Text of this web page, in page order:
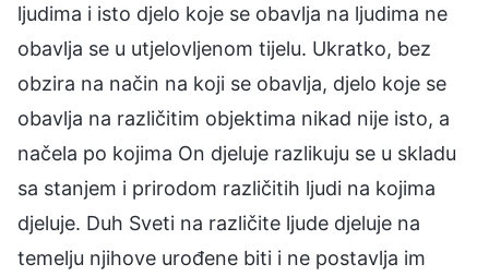
ljudima i isto djelo koje se obavlja na ljudima ne
obavlja se u utjelovljenom tijelu. Ukratko, bez
obzira na način na koji se obavlja, djelo koje se
obavlja na različitim objektima nikad nije isto, a
načela po kojima On djeluje razlikuju se u skladu
sa stanjem i prirodom različitih ljudi na kojima
djeluje. Duh Sveti na različite ljude djeluje na
temelju njihove urođene biti i ne postavlja im